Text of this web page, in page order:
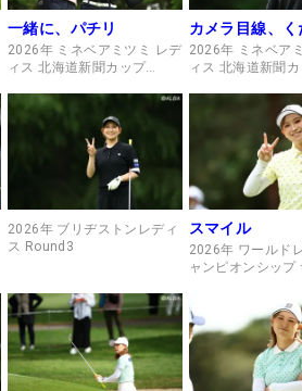
一緒に、パチリ
2026年 ミネベアミツミ レデ
ィス 北海道新聞カップ
カメラ目線、
2026年 ミネベア
ィス 北海道新聞
2026年 ブリヂストンレディ
ス Round3
スマイル
2026年 ワールド
ャンピオンシップ